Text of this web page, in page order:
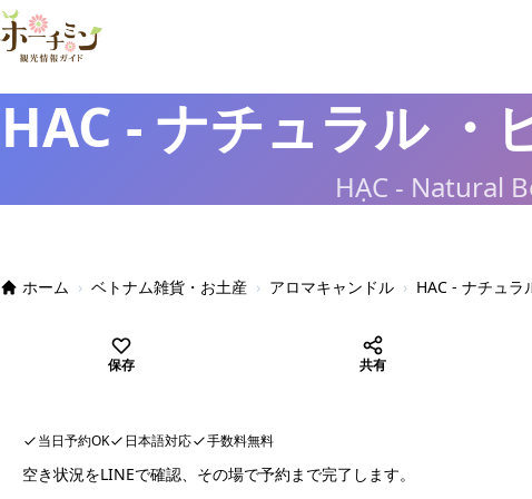
HAC - ナチュラル ・
HẠC - Natural
ホーム › ベトナム雑貨・お土産 › アロマキャンドル › HAC - ナチュラ
保存 共有
当日予約OK 日本語対応 手数料無料
空き状況をLINEで確認、その場で予約まで完了します。